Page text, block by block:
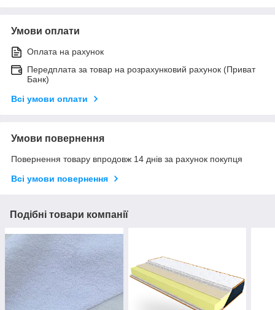
Умови оплати
Оплата на рахунок
Передплата за товар на розрахунковий рахунок (Приват
Банк)
Всі умови оплати
Умови повернення
Повернення товару впродовж 14 днів за рахунок покупця
Всі умови повернення
Подібні товари компанії